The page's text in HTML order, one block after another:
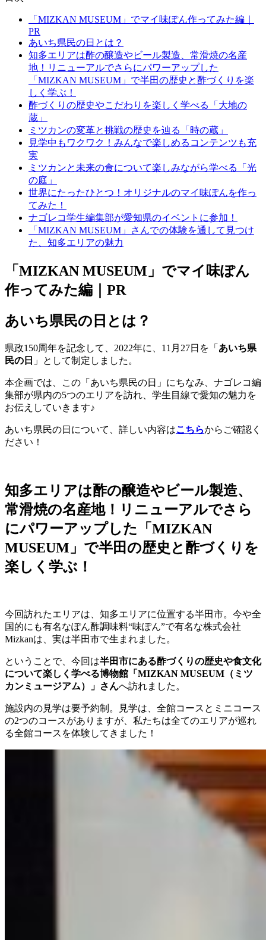
「MIZKAN MUSEUM」でマイ味ぽん作ってみた編｜
PR
あいち県民の日とは？
知多エリアは酢の醸造やビール製造、常滑焼の名産
地！リニューアルでさらにパワーアップした
「MIZKAN MUSEUM」で半田の歴史と酢づくりを楽
しく学ぶ！
酢づくりの歴史やこだわりを楽しく学べる「大地の
蔵」
ミツカンの変革と挑戦の歴史を辿る「時の蔵」
見学中もワクワク！みんなで楽しめるコンテンツも充
実
ミツカンと未来の食について楽しみながら学べる「光
の庭」
世界にたったひとつ！オリジナルのマイ味ぽんを作っ
てみた！
ナゴレコ学生編集部が愛知県のイベントに参加！
「MIZKAN MUSEUM」さんでの体験を通して見つけ
た、知多エリアの魅力
「MIZKAN MUSEUM」でマイ味ぽん
作ってみた編｜PR
あいち県民の日とは？
県政150周年を記念して、2022年に、11月27日を「 あいち県
民の日 」として制定しました。
本企画では、この「あいち県民の日」にちなみ、ナゴレコ編
集部が県内の5つのエリアを訪れ、学生目線で愛知の魅力を
お伝えしていきます♪
あいち県民の日について、詳しい内容はこちらからご確認く
ださい！
知多エリアは酢の醸造やビール製造、
常滑焼の名産地！リニューアルでさら
にパワーアップした「MIZKAN
MUSEUM」で半田の歴史と酢づくりを
楽しく学ぶ！
今回訪れたエリアは、知多エリアに位置する半田市。今や全
国的にも有名なぽん酢調味料“味ぽん”で有名な株式会社
Mizkanは、実は半田市で生まれました。
ということで、今回は半田市にある酢づくりの歴史や食文化
について楽しく学べる博物館「MIZKAN MUSEUM（ミツ
カンミュージアム）」さんへ訪れました。
施設内の見学は要予約制。見学は、全館コースとミニコース
の2つのコースがありますが、私たちは全てのエリアが巡れ
る全館コースを体験してきました！